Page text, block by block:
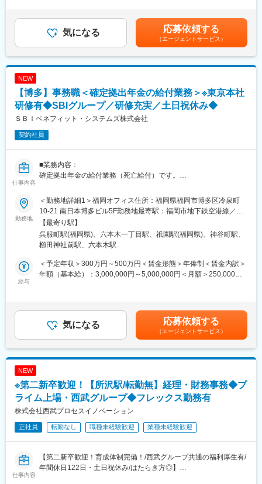
■具体的な業務内容：
事務業務
・車両の鍵・車検証等の車両に関わる書類の管理
・動産・不動産管理
・外部取引先との折衝・調整
・来客対応、電話対応、受付対応
これまで運送会社は高額なトラックを自社で購入・所有する経営
が主流であり財務上でも負担となっていました。当社は、大型ト
た車両を運送会社にリースし、運送会社から得るリース料を源泉
に投資家に配当するという、まったく新しい収益モデルを生み出
しました。投資家の数も順調に推移。金融業界、運送業界からの
評判も上々です。
当社は日本で初めて大型トラック等を投資対象とした「トラック
ファンド（R）」を開発した会社です。※「トラックファンド
TVCM放送中～47都道府県から未来へ～
https://www.realizecorp.co.jp/47mirai
賞与込みイメージで記載（賞与実績:年2回）※現年収考慮かつ、ス
キルとの相関性も考慮し、記載年収より上下する可能性もありま
す賃金はあくまでも目安の金額であり、選考を通じて上下する可
能性があります。月給(月額)は固定手当を含めた表記です。
気になる 応募依頼する
（エージェントサービス）
NEW
【博多】事務職＜確定拠出年金の給付業務＞※東京本社
研修有◆SBIグループ／研修充実／土日祝休み◆
ＳＢＩベネフィット・システムズ株式会社
契約社員
仕事内容
■業務内容：
確定拠出年金の給付業務（死亡給付）です。
をご担当いただきます。
■具体的な業務内容：
(1)書類受付
・マニュアルに従って、書類がしっかり揃っているのか、正しく
記載されているかを確認します。
(2)裁定
・裁定請求書類を確認し、受取人さまが確定拠出年金の給付をお
(5)帳票出力・発信
(6)イン・アウトバウンドコール
・請求者さまからの問い合わせに対応します（多い日は1日10件
■キャリアパス：
入社後はOJTを中心に実務を覚えていただきます。
だき、その後他の給付業務についても少しずつ実務を経験しなが
進めていき、1ヵ月～3ヵ月で簡単な裁定や事務作業、お客様対応
に慣れていただき、1年程度で全ての業務に対応できるよう、計画
勤務地
＜勤務地詳細1＞福岡オフィス住所：福岡県福岡市博多区冷泉町
10-21 南日本博多ビル5F勤務地最寄駅：福岡市地下鉄空港線／祇
園駅受動喫煙対策：屋内全面禁煙＜勤務地詳細2＞本社住所：東京
都港区六本木1-6-1 泉ガーデンタワー17F勤務地最寄駅：東京メト
ロ線／六本木一丁目駅受動喫煙対策：屋内全面禁煙変更の範囲：
【最寄り駅】
呉服町駅(福岡県)、六本木一丁目駅、祇園駅(福岡県)、神谷町駅、
櫛田神社前駅、六本木駅
給与
＜予定年収＞300万円～500万円＜賃金形態＞年俸制＜賃金内訳＞
年額（基本給）：3,000,000円～5,000,000円＜月額＞250,000円
給与改定：年1回※入社初年度は賞与・昇給共に対象外賃金はあく
までも目安の金額であり、選考を通じて上下する可能性がありま
す。月給(月額)は固定手当を含めた表記です。
気になる 応募依頼する
（エージェントサービス）
NEW
※第二新卒歓迎！【所沢駅/転勤無】経理・財務事務◆プ
ライム上場・西武グループ◆フレックス勤務有
株式会社西武プロセスイノベーション
正社員 転勤なし 職種未経験歓迎 業種未経験歓迎
仕事内容
【第二新卒歓迎！育成体制完備！/西武グループ共通の福利厚生有/
年間休日122日・土日祝休み/はたらき方◎】